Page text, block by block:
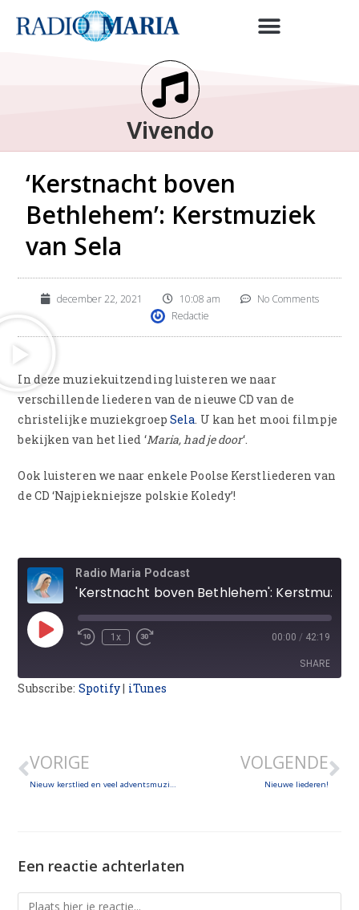
Vivendo
‘Kerstnacht boven
Bethlehem’: Kerstmuziek
van Sela
december 22, 2021 10:08 am
No Comments
Redactie
In deze muziekuitzending luisteren we naar
verschillende liederen van de nieuwe CD van de
christelijke muziekgroep Sela. U kan het mooi filmpje
bekijken van het lied ‘Maria, had je door‘.
Ook luisteren we naar enkele Poolse Kerstliederen van
de CD ‘Najpiekniejsze polskie Koledy’!
Radio Maria Podcast
1x 00:00 / 42:19
SHARE
Subscribe: Spotify| iTunes
VORIGE
Nieuw kerstlied en veel adventsmuziek!
VOLGENDE
Nieuwe liederen!
Een reactie achterlaten